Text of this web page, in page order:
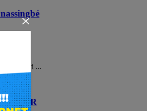
Komlanvi ...
1er BIR